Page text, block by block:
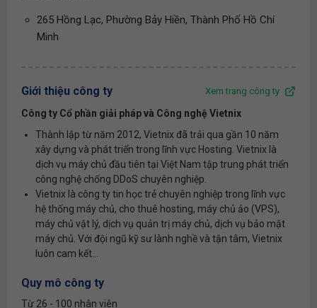
265 Hồng Lạc, Phường Bảy Hiền, Thành Phố Hồ Chí
Minh
Giới thiệu công ty Xem trang công ty
Công ty Cổ phần giải pháp và Công nghệ Vietnix
Thành lập từ năm 2012, Vietnix đã trải qua gần 10 năm
xây dựng và phát triển trong lĩnh vực Hosting. Vietnix là
dịch vụ máy chủ đầu tiên tại Việt Nam tập trung phát triển
công nghệ chống DDoS chuyên nghiệp.
Vietnix là công ty tin học trẻ chuyên nghiệp trong lĩnh vực
hệ thống máy chủ, cho thuê hosting, máy chủ ảo (VPS),
máy chủ vật lý, dịch vụ quản trị máy chủ, dịch vụ bảo mật
máy chủ. Với đội ngũ kỹ sư lành nghề và tận tâm, Vietnix
luôn cam kết...
Quy mô công ty
Từ 26 - 100 nhân viên